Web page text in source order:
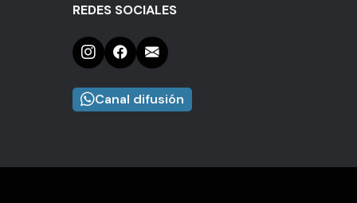
REDES SOCIALES
Canal difusión